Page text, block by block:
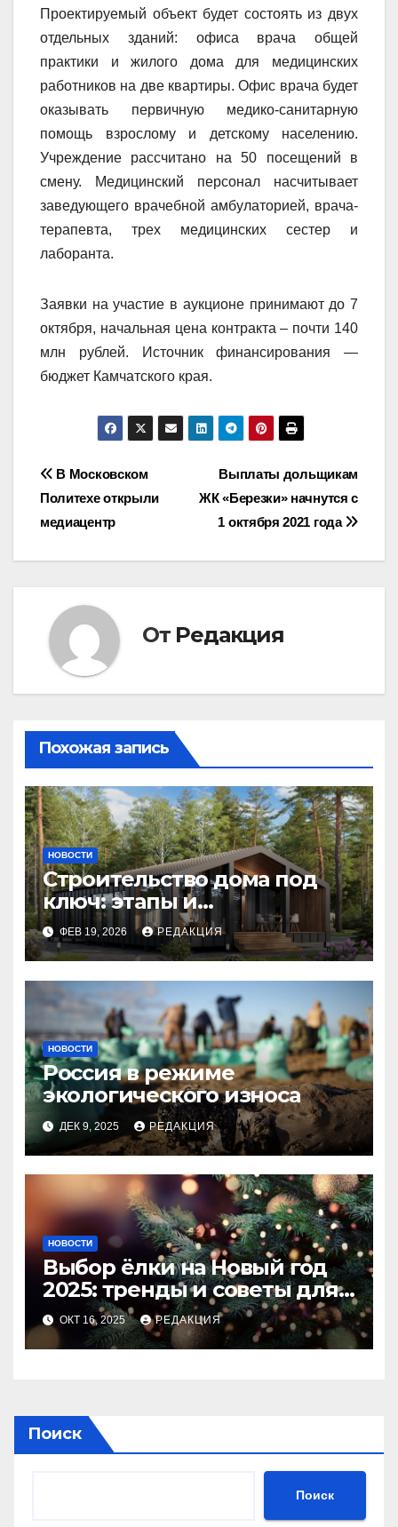
Проектируемый объект будет состоять из двух
отдельных зданий: офиса врача общей
практики и жилого дома для медицинских
работников на две квартиры. Офис врача будет
оказывать первичную медико-санитарную
помощь взрослому и детскому населению.
Учреждение рассчитано на 50 посещений в
смену. Медицинский персонал насчитывает
заведующего врачебной амбулаторией, врача-
терапевта, трех медицинских сестер и
лаборанта.
Заявки на участие в аукционе принимают до 7
октября, начальная цена контракта – почти 140
млн рублей. Источник финансирования —
бюджет Камчатского края.
Навигация
по
записям
Выплаты дольщикам
ЖК «Березки» начнутся с
1 октября 2021 года
В Московском
Политехе открыли
медиацентр
От Редакция
Похожая запись
НОВОСТИ
Строительство дома под
ключ: этапы и
планирование бюджета
ФЕВ 19, 2026 РЕДАКЦИЯ
НОВОСТИ
Россия в режиме
экологического износа
ДЕК 9, 2025 РЕДАКЦИЯ
НОВОСТИ
Выбор ёлки на Новый год
2025: тренды и советы для
идеального праздника
ОКТ 16, 2025 РЕДАКЦИЯ
Поиск
Поиск